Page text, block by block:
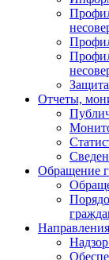
Отчеты,
Обращение